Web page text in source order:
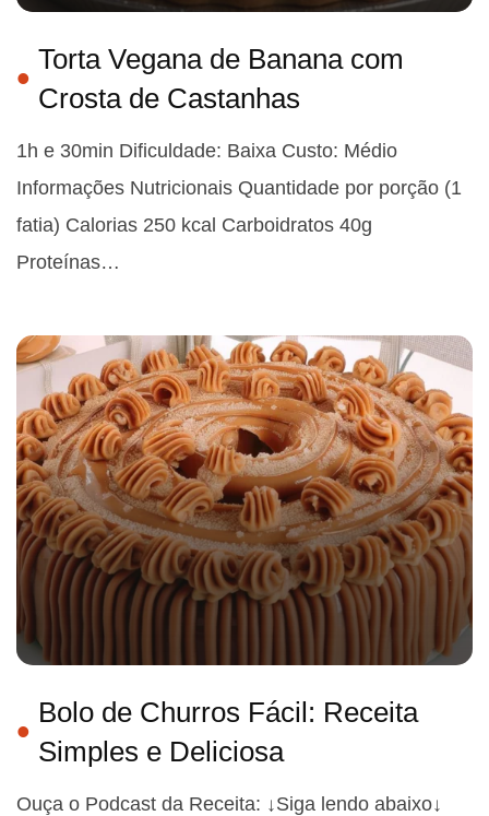
Torta Vegana de Banana com
Crosta de Castanhas
1h e 30min Dificuldade: Baixa Custo: Médio
Informações Nutricionais Quantidade por porção (1
fatia) Calorias 250 kcal Carboidratos 40g
Proteínas…
Bolo de Churros Fácil: Receita
Simples e Deliciosa
Ouça o Podcast da Receita: ↓Siga lendo abaixo↓